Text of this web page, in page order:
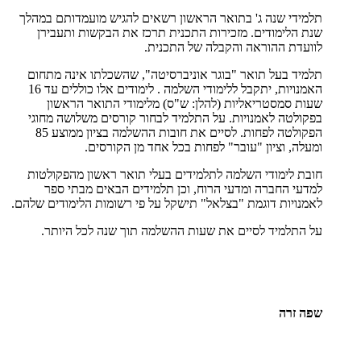
תלמידי שנה ג' בתואר הראשון רשאים להגיש מועמדותם במהלך
שנת הלימודים. מזכירות התכנית תרכז את הבקשות ותעבירן
לוועדת ההוראה והקבלה של התכנית.
תלמיד בעל תואר "בוגר אוניברסיטה", שהשכלתו אינה מתחום
האמנויות, יתקבל ללימודי השלמה . לימודים אלו כוללים עד 16
שעות סמסטריאליות (להלן: ש"ס) מלימודי התואר הראשון
בפקולטה לאמנויות. על התלמיד לבחור קורסים משלושה מחוגי
הפקולטה לפחות. לסיים את חובות ההשלמה בציון ממוצע 85
ומעלה, וציון "עובר" לפחות בכל אחד מן הקורסים.
חובת לימודי השלמה לתלמידים בעלי תואר ראשון מהפקולטות
למדעי החברה ומדעי הרוח, וכן תלמידים הבאים מבתי ספר
לאמנויות דוגמת "בצלאל" תישקל על פי רשומות הלימודים שלהם.
על התלמיד לסיים את שעות ההשלמה תוך שנה לכל היותר.
שפה זרה